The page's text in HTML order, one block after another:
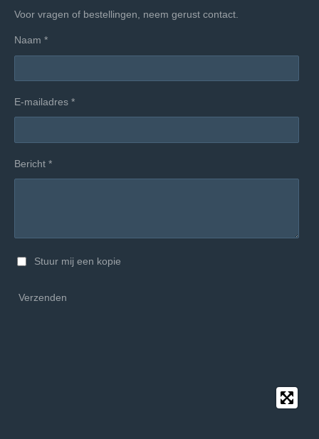
Voor vragen of bestellingen, neem gerust contact.
Naam *
E-mailadres *
Bericht *
Stuur mij een kopie
Verzenden